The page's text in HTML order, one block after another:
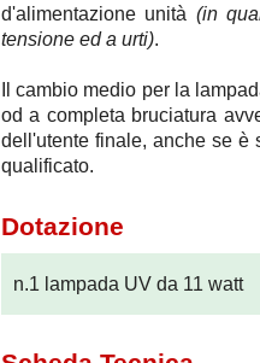
d'alimentazione unità (in
tensione ed a urti).
Il cambio medio per la
od a completa bruciatura
dell'utente finale, anche se è
qualificato.
Dotazione
n.1 lampada UV da 11 watt